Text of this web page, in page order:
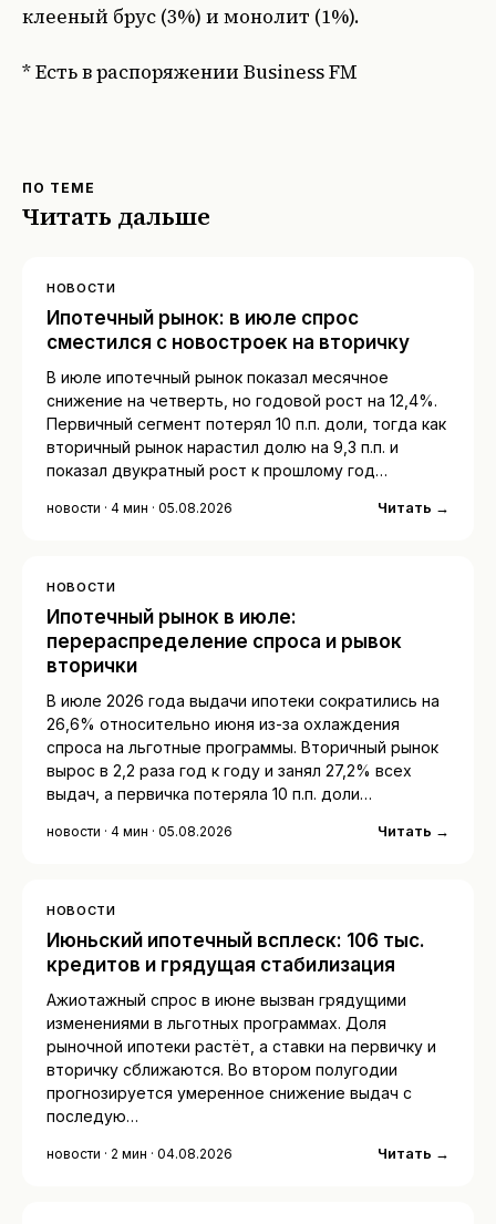
клееный брус (3%) и монолит (1%).
* Есть в распоряжении Business FM
ПО ТЕМЕ
Читать дальше
НОВОСТИ
Ипотечный рынок: в июле спрос
сместился с новостроек на вторичку
В июле ипотечный рынок показал месячное
снижение на четверть, но годовой рост на 12,4%.
Первичный сегмент потерял 10 п.п. доли, тогда как
вторичный рынок нарастил долю на 9,3 п.п. и
показал двукратный рост к прошлому год…
новости · 4 мин · 05.08.2026 Читать →
НОВОСТИ
Ипотечный рынок в июле:
перераспределение спроса и рывок
вторички
В июле 2026 года выдачи ипотеки сократились на
26,6% относительно июня из-за охлаждения
спроса на льготные программы. Вторичный рынок
вырос в 2,2 раза год к году и занял 27,2% всех
выдач, а первичка потеряла 10 п.п. доли…
новости · 4 мин · 05.08.2026 Читать →
НОВОСТИ
Июньский ипотечный всплеск: 106 тыс.
кредитов и грядущая стабилизация
Ажиотажный спрос в июне вызван грядущими
изменениями в льготных программах. Доля
рыночной ипотеки растёт, а ставки на первичку и
вторичку сближаются. Во втором полугодии
прогнозируется умеренное снижение выдач с
последую…
новости · 2 мин · 04.08.2026 Читать →